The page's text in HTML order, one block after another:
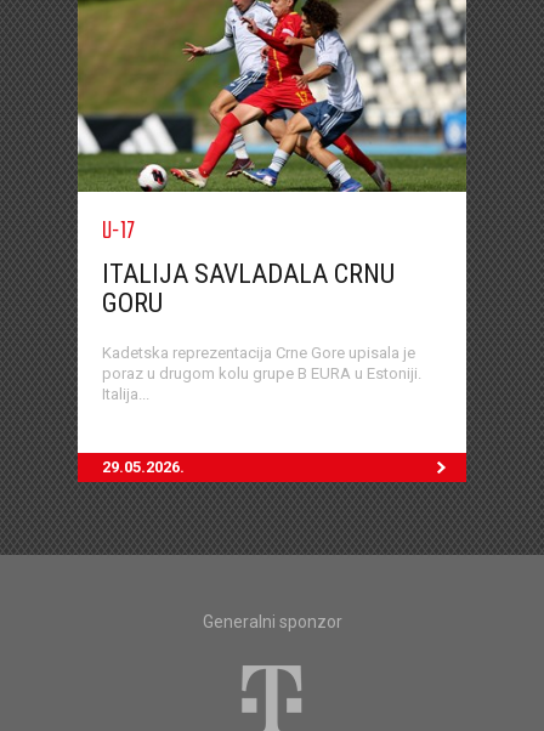
U-17
ITALIJA SAVLADALA CRNU
GORU
Kadetska reprezentacija Crne Gore upisala je
poraz u drugom kolu grupe B EURA u Estoniji.
Italija...
29.05.2026.
Generalni sponzor